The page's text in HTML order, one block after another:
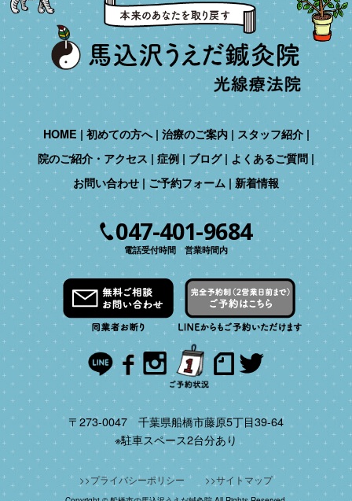
HOME 初めての方へ 治療のご案内
スタッフ紹介
院のご紹介・アクセス
症例 ブログ
よくあるご質問
お問い合わせ ご予約フォーム 新着情報
047-401-9684
電話受付時間 営業時間内
〒273-0047 千葉県船橋市藤原5丁目39-64
※駐車スペース2台分あり
プライバシーポリシー サイトマップ